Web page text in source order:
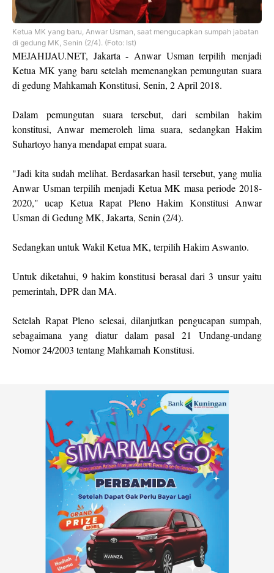
Ketua MK yang baru, Anwar Usman, saat mengucapkan sumpah jabatan
di gedung MK, Senin (2/4). (Foto: Ist)
MEJAHIJAU.NET, Jakarta - Anwar Usman terpilih menjadi
Ketua MK yang baru setelah memenangkan pemungutan suara
di gedung Mahkamah Konstitusi, Senin, 2 April 2018.
Dalam pemungutan suara tersebut, dari sembilan hakim
konstitusi, Anwar memeroleh lima suara, sedangkan Hakim
Suhartoyo hanya mendapat empat suara.
"Jadi kita sudah melihat. Berdasarkan hasil tersebut, yang mulia
Anwar Usman terpilih menjadi Ketua MK masa periode 2018-
2020," ucap Ketua Rapat Pleno Hakim Konstitusi Anwar
Usman di Gedung MK, Jakarta, Senin (2/4).
Sedangkan untuk Wakil Ketua MK, terpilih Hakim Aswanto.
Untuk diketahui, 9 hakim konstitusi berasal dari 3 unsur yaitu
pemerintah, DPR dan MA.
Setelah Rapat Pleno selesai, dilanjutkan pengucapan sumpah,
sebagaimana yang diatur dalam pasal 21 Undang-undang
Nomor 24/2003 tentang Mahkamah Konstitusi.